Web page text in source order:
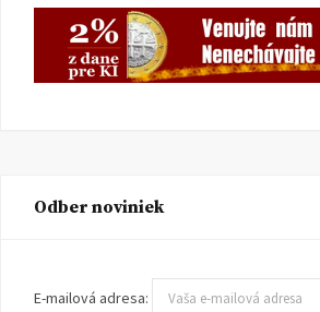
Odber noviniek
E-mailová adresa: